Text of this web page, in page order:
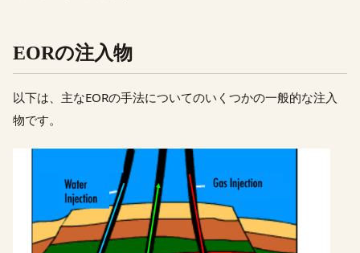
EORの注入物
以下は、主なEORの手法についてのいくつかの一般的な注入
物です。